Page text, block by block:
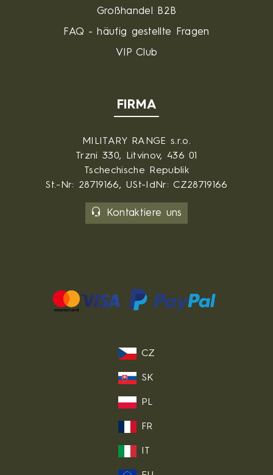
Großhandel B2B
FAQ - häufig gestellte Fragen
VIP Club
FIRMA
MILITARY RANGE s.r.o.
Trzni 330, Litvinov, 436 01
Tschechische Republik
St.-Nr: 28719166, USt-IdNr: CZ28719166
Kontaktiere uns
CZ
SK
PL
FR